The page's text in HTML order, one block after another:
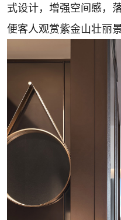
式设计，增强空间感，
便客人观赏紫金山壮丽